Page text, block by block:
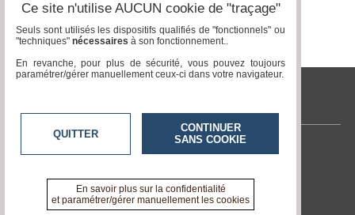
du
groupe
Blogs
Inscription
tvlocale.fr
Contactez-nous
A propos de tvlocale.fr
Ce site n'utilise AUCUN cookie de "traçage"
Seuls sont utilisés les dispositifs qualifiés de "fonctionnels" ou
"techniques" nécessaires à son fonctionnement..
En revanche, pour plus de sécurité, vous pouvez toujours
paramétrer/gérer manuellement ceux-ci dans votre navigateur.
QUITTER
CONTINUER
SANS COOKIE
En savoir plus sur la confidentialité
et paramétrer/gérer manuellement les cookies